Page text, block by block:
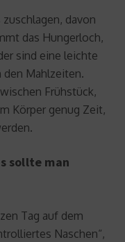
davon
das Hungerloch,
sind eine leichte
den Mahlzeiten.
Frühstück,
Körper genug Zeit,
sollte man
Tag auf dem
Naschen“,